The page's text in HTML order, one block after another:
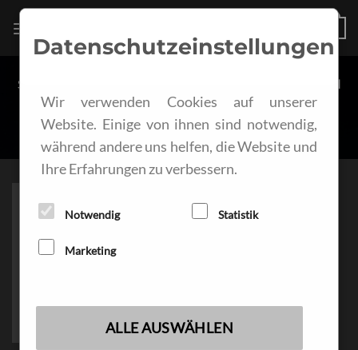
Zum
Inhalt
springen
START EDISON
Datenschutzeinstellungen
Wir verwenden Cookies auf unserer
Website. Einige von ihnen sind notwendig,
während andere uns helfen, die Website und
Ihre Erfahrungen zu verbessern.
Notwendig Statistik
Marketing
ALLE AUSWÄHLEN